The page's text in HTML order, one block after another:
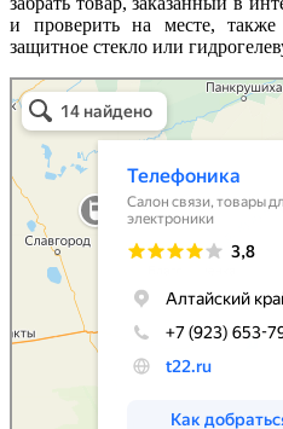
и проверить на месте,
защитное стекло или
Телефоника
Салон связи в Рубцовске